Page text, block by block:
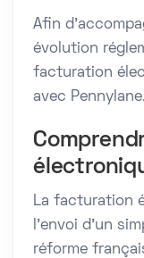
Afin
évolution
facturation
avec Pennylane.
La facturation
l’envoi d’un
réforme